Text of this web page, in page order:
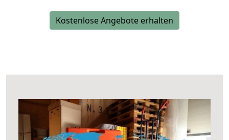
Kostenlose Angebote erhalten